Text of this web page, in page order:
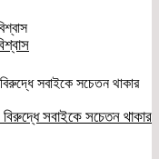
বিরুদ্ধে সবাইকে সচেতন থাকার